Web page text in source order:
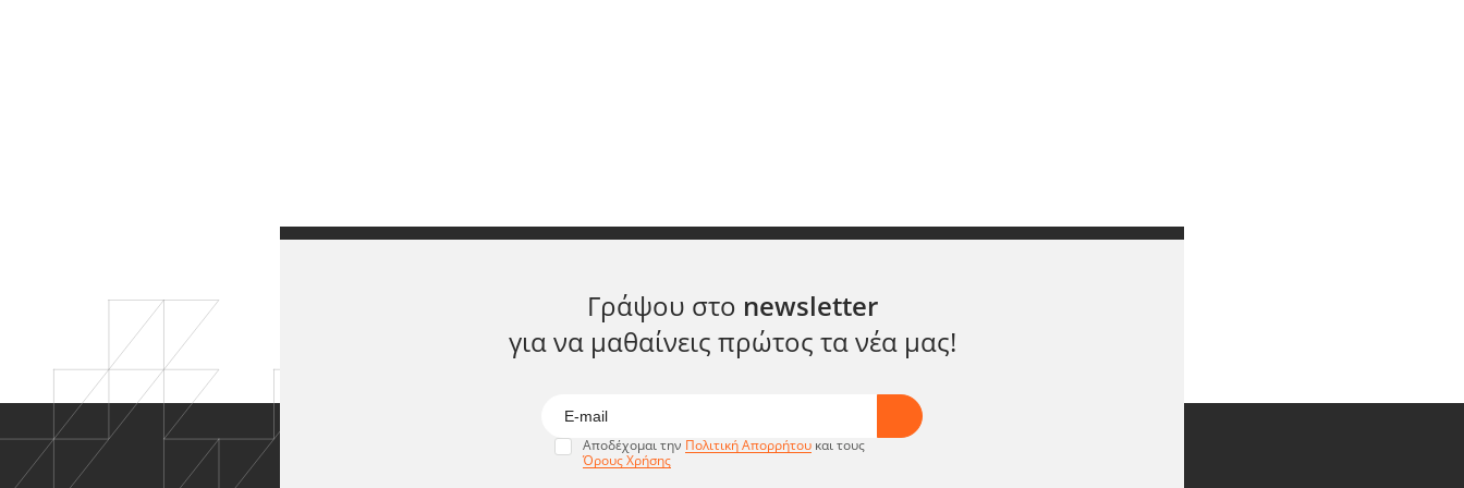
Γράψου στο newsletter
για να μαθαίνεις πρώτος τα νέα μας!
Αποδέχομαι την Πολιτική Απορρήτου και τους
Όρους Χρήσης